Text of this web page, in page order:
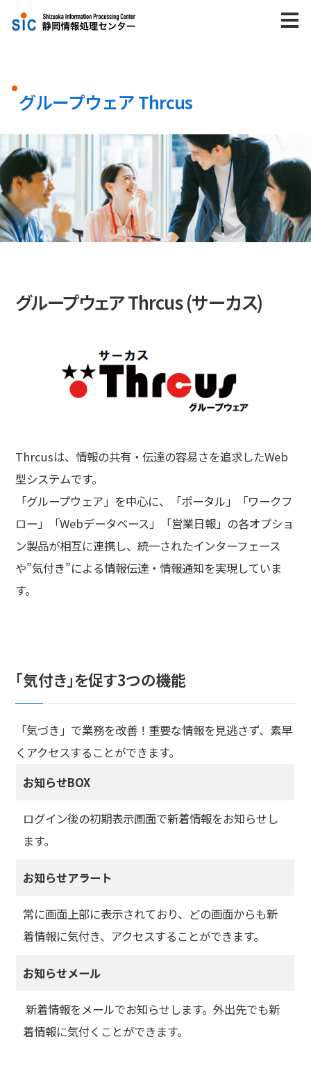
株式会社静岡情報処理センター
企業情報
トップメッセージ
認証・認定
民間企業ソリューション
Navinity販売
WebPerformer(自動生成ツール)
医療／介護ソリューション
共通ソリューション
グループウェア Thrcus
Thrcusオプション-IC 社内報(SNS)
採用情報
新卒採用
経験者採用
このサイトについて
グループウェア Thrcus
グループウェア Thrcus (サーカス)
Thrcusは、情報の共有・伝達の容易さを追求したWeb
型システムです。
「グループウェア」を中心に、「ポータル」「ワークフ
ロー」「Webデータベース」「営業日報」の各オプショ
ン製品が相互に連携し、統一されたインターフェース
や”気付き”による情報伝達・情報通知を実現していま
す。
「気付き」を促す3つの機能
「気づき」で業務を改善！重要な情報を見逃さず、素早
くアクセスすることができます。
お知らせBOX
ログイン後の初期表示画面で新着情報をお知らせし
ます。
お知らせアラート
常に画面上部に表示されており、どの画面からも新
着情報に気付き、アクセスすることができます。
お知らせメール
新着情報をメールでお知らせします。外出先でも新
着情報に気付くことができます。